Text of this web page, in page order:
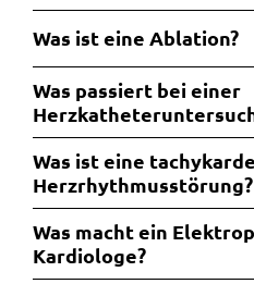
Was ist eine Ablation?
Was passiert bei einer
Was ist eine tachykarde
Herzrhythmusstörung?
Was macht ein
Kardiologe?